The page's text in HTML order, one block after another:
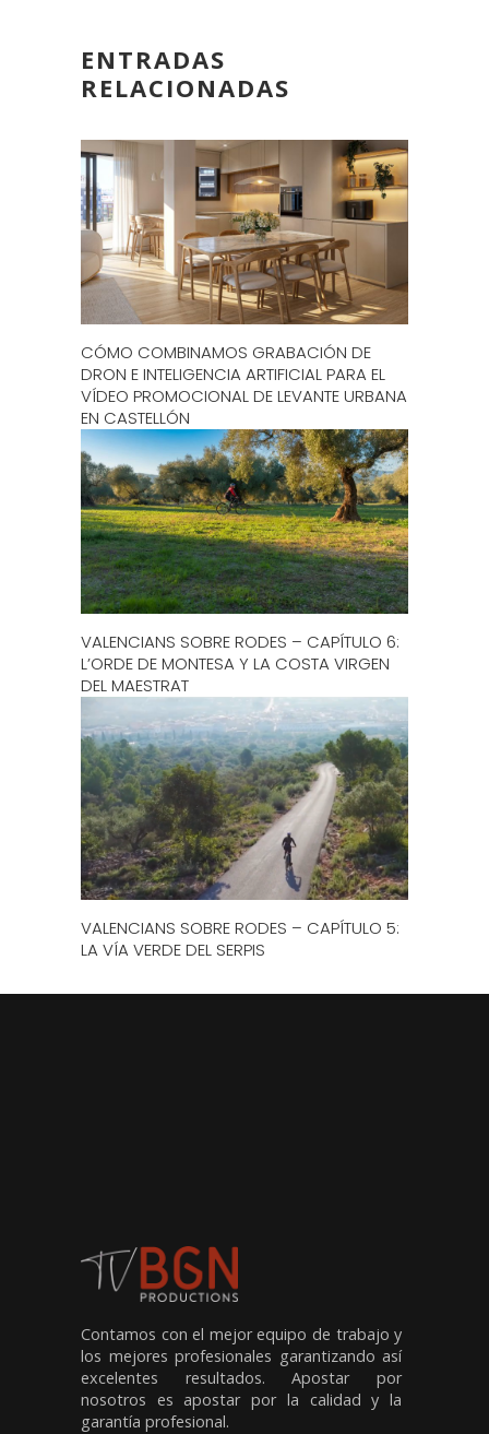
ENTRADAS
RELACIONADAS
CÓMO COMBINAMOS GRABACIÓN DE
DRON E INTELIGENCIA ARTIFICIAL PARA EL
VÍDEO PROMOCIONAL DE LEVANTE URBANA
EN CASTELLÓN
VALENCIANS SOBRE RODES – CAPÍTULO 6:
L’ORDE DE MONTESA Y LA COSTA VIRGEN
DEL MAESTRAT
VALENCIANS SOBRE RODES – CAPÍTULO 5:
LA VÍA VERDE DEL SERPIS
Contamos con el mejor equipo de trabajo y
los mejores profesionales garantizando así
excelentes resultados. Apostar por
nosotros es apostar por la calidad y la
garantía profesional.